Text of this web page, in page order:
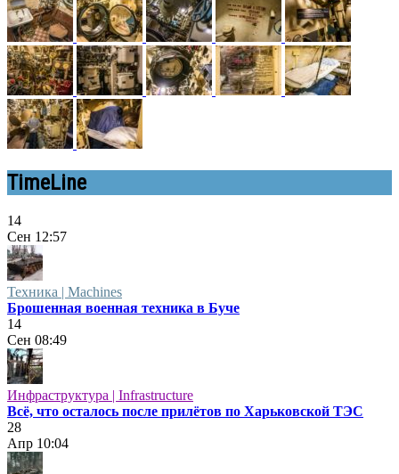
TimeLine
14
Сен 12:57
Техника | Machines
Брошенная военная техника в Буче
14
Сен 08:49
Инфраструктура | Infrastructure
Всё, что осталось после прилётов по Харьковской ТЭС
28
Апр 10:04